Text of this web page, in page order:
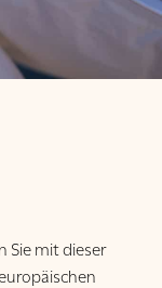
Sie mit dieser